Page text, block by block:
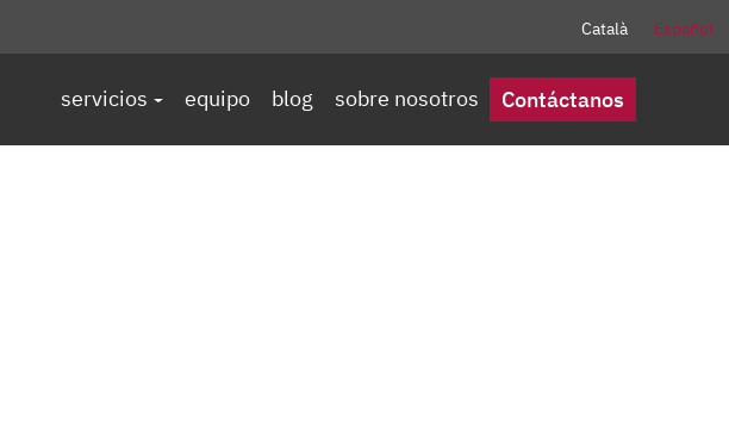
Català Español
servicios equipo blog sobre nosotros Contáctanos